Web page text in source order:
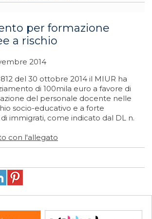
per formazione
a rischio
2014
del 30 ottobre 2014 il MIUR ha
di 100mila euro a favore di
del personale docente nelle
socio-educativo e a forte
immigrati, come indicato dal DL n.
con l'allegato